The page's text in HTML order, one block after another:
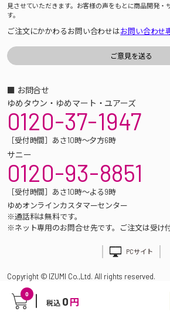
0
税込 0 円
見させていただきます。お客様の声をもとに商品開発・
す。
ご注文にかかわるお問い合わせはお問い合わせ
■ お問合せ
ゆめタウン・ゆめマート・ユアーズ
0120-37-1947
［受付時間］あさ10時～夕方6時
サニー
0120-93-8851
［受付時間］あさ10時～よる9時
ゆめオンラインカスタマーセンター
※通話料は無料です。
※ネット専用のお問合せ先です。ご注文は受け
PCサイト
Copyright © IZUMI Co.,Ltd. All rights reserved.